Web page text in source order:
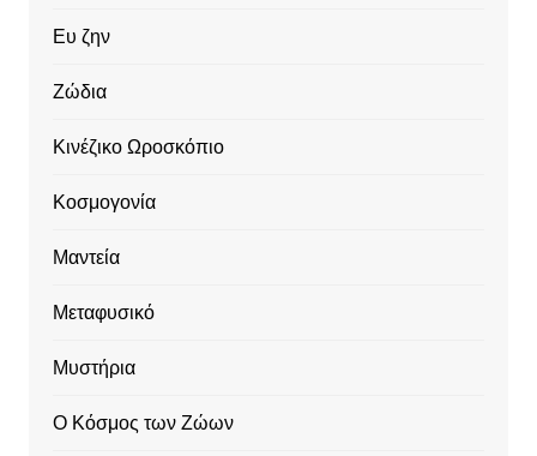
Ευ ζην
Ζώδια
Κινέζικο Ωροσκόπιο
Κοσμογονία
Μαντεία
Μεταφυσικό
Μυστήρια
Ο Κόσμος των Ζώων